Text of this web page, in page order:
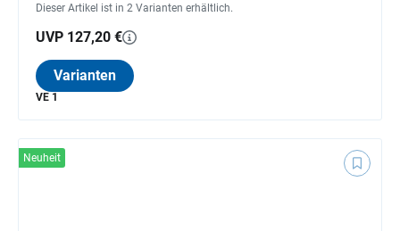
Dieser Artikel ist in 2 Varianten erhältlich.
UVP 127,20 €
Varianten
VE 1
Neuheit